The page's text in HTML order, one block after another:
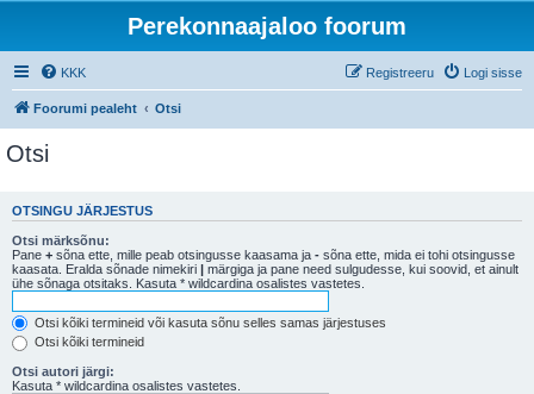
Perekonnaajaloo foorum
KKK Logi sisse
Registreeru
Foorumi pealeht Otsi
Otsi
OTSINGU JÄRJESTUS
Otsi märksõnu:
Pane + sõna ette, mille peab otsingusse kaasama ja - sõna ette, mida ei tohi otsingusse
kaasata. Eralda sõnade nimekiri | märgiga ja pane need sulgudesse, kui soovid, et ainult
ühe sõnaga otsitaks. Kasuta * wildcardina osalistes vastetes.
Otsi kõiki termineid või kasuta sõnu selles samas järjestuses
Otsi kõiki termineid
Otsi autori järgi:
Kasuta * wildcardina osalistes vastetes.